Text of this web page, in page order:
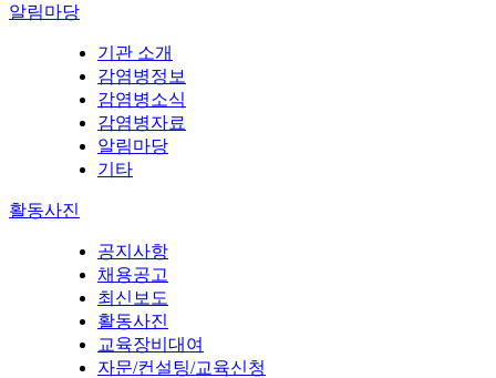
알림마당
기관 소개
감염병정보
감염병소식
감염병자료
알림마당
기타
활동사진
공지사항
채용공고
최신보도
활동사진
교육장비대여
자문/컨설팅/교육신청